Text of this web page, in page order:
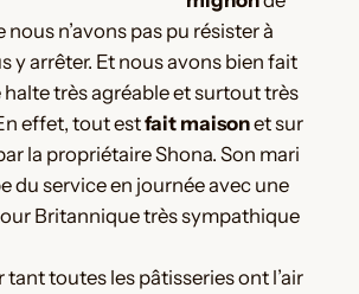
nous n’avons pas pu résister à
y arrêter. Et nous avons bien fait
très agréable et surtout très
effet, tout estfait maisonet sur
la propriétaire Shona. Son mari
du service en journée avec une
Britannique très sympathique
tant toutes les pâtisseries ont l’air